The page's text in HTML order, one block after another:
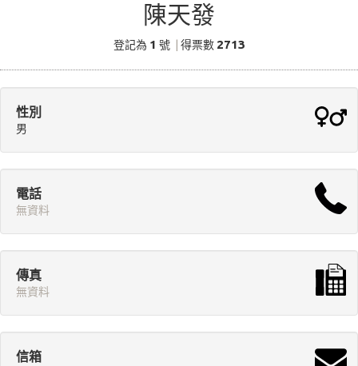
陳天發
登記為 1 號 得票數 2713
性別
男
電話
無資料
傳真
無資料
信箱